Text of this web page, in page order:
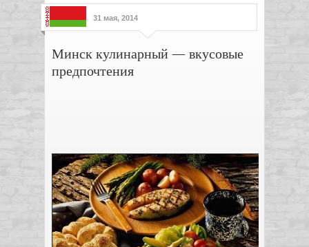
31 мая, 2014
Минск кулинарный — вкусовые
предпочтения